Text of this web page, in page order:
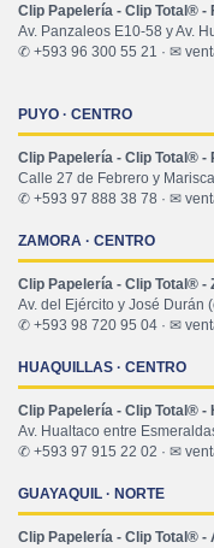
Clip Papelería - Clip Total® -
Av. Panzaleos E10-58 y Av.
✆ +593 96 300 55 21 · ✉
PUYO · CENTRO
Clip Papelería - Clip Total® -
Calle 27 de Febrero y
✆ +593 97 888 38 78 · ✉
ZAMORA · CENTRO
Clip Papelería - Clip Total® -
Av. del Ejército y José Durán
✆ +593 98 720 95 04 · ✉
HUAQUILLAS · CENTRO
Clip Papelería - Clip Total® -
Av. Hualtaco entre
✆ +593 97 915 22 02 · ✉
GUAYAQUIL · NORTE
Clip Papelería - Clip Total® -